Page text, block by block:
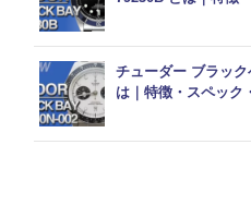
チューダー ブラッ
は｜特徴・スペック